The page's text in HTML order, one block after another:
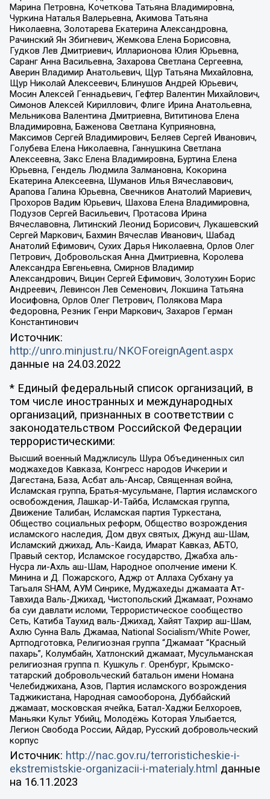
Марина Петровна, Кочеткова Татьяна Владимировна,
Чуркина Наталья Валерьевна, Акимова Татьяна
Николаевна, Золотарева Екатерина Александровна,
Рачинский Ян Збигневич, Жемкова Елена Борисовна,
Гудков Лев Дмитриевич, Илларионова Юлия Юрьевна,
Саранг Анна Васильевна, Захарова Светлана Сергеевна,
Аверин Владимир Анатольевич, Щур Татьяна Михайловна,
Щур Николай Алексеевич, Блинушов Андрей Юрьевич,
Мосин Алексей Геннадьевич, Гефтер Валентин Михайлович,
Симонов Алексей Кириллович, Флиге Ирина Анатольевна,
Мельникова Валентина Дмитриевна, Вититинова Елена
Владимировна, Баженова Светлана Куприяновна,
Максимов Сергей Владимирович, Беляев Сергей Иванович,
Голубева Елена Николаевна, Ганнушкина Светлана
Алексеевна, Закс Елена Владимировна, Буртина Елена
Юрьевна, Гендель Людмила Залмановна, Кокорина
Екатерина Алексеевна, Шуманов Илья Вячеславович,
Арапова Галина Юрьевна, Свечников Анатолий Мариевич,
Прохоров Вадим Юрьевич, Шахова Елена Владимировна,
Подузов Сергей Васильевич, Протасова Ирина
Вячеславовна, Литинский Леонид Борисович, Лукашевский
Сергей Маркович, Бахмин Вячеслав Иванович, Шабад
Анатолий Ефимович, Сухих Дарья Николаевна, Орлов Олег
Петрович, Добровольская Анна Дмитриевна, Королева
Александра Евгеньевна, Смирнов Владимир
Александрович, Вицин Сергей Ефимович, Золотухин Борис
Андреевич, Левинсон Лев Семенович, Локшина Татьяна
Иосифовна, Орлов Олег Петрович, Полякова Мара
Федоровна, Резник Генри Маркович, Захаров Герман
Константинович
Источник:
http://unro.minjust.ru/NKOForeignAgent.aspx
данные на 24.03.2022
* Единый федеральный список организаций, в
том числе иностранных и международных
организаций, признанных в соответствии с
законодательством Российской Федерации
террористическими:
Высший военный Маджлисуль Шура Объединенных сил
моджахедов Кавказа, Конгресс народов Ичкерии и
Дагестана, База, Асбат аль-Ансар, Священная война,
Исламская группа, Братья-мусульмане, Партия исламского
освобождения, Лашкар-И-Тайба, Исламская группа,
Движение Талибан, Исламская партия Туркестана,
Общество социальных реформ, Общество возрождения
исламского наследия, Дом двух святых, Джунд аш-Шам,
Исламский джихад, Аль-Каида, Имарат Кавказ, АБТО,
Правый сектор, Исламское государство, Джабха аль-
Нусра ли-Ахль аш-Шам, Народное ополчение имени К.
Минина и Д. Пожарского, Аджр от Аллаха Субхану уа
Тагьаля SHAM, АУМ Синрике, Муджахеды джамаата Ат-
Тавхида Валь-Джихад, Чистопольский Джамаат, Рохнамо
ба суи давлати исломи, Террористическое сообщество
Сеть, Катиба Таухид валь-Джихад, Хайят Тахрир аш-Шам,
Ахлю Сунна Валь Джамаа, National Socialism/White Power,
Артподготовка, Религиозная группа “Джамаат “Красный
пахарь”, Колумбайн, Хатлонский джамаат, Мусульманская
религиозная группа п. Кушкуль г. Оренбург, Крымско-
татарский добровольческий батальон имени Номана
Челебиджихана, Азов, Партия исламского возрождения
Таджикистана, Народная самооборона, Дуббайский
джамаат, московская ячейка, Батал-Хаджи Белхороев,
Маньяки Культ Убийц, Молодёжь Которая Улыбается,
Легион Свобода России, Айдар, Русский добровольческий
корпус
Источник: http://nac.gov.ru/terroristicheskie-i-
ekstremistskie-organizacii-i-materialy.html данные
на 16.11.2023